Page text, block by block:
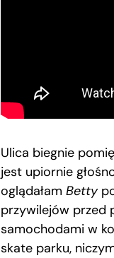
Ulica biegnie
jest upiornie
oglądałam Betty
przywilejów przed
samochodami w
skate parku,